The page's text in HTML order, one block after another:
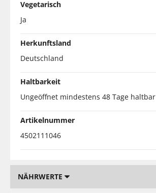
Vegetarisch
Ja
Herkunftsland
Deutschland
Haltbarkeit
Ungeöffnet mindestens 48 Tage haltbar
Artikelnummer
4502111046
NÄHRWERTE